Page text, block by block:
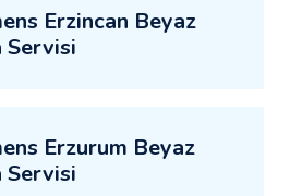
Erzincan Beyaz
Servisi
Erzurum Beyaz
Servisi